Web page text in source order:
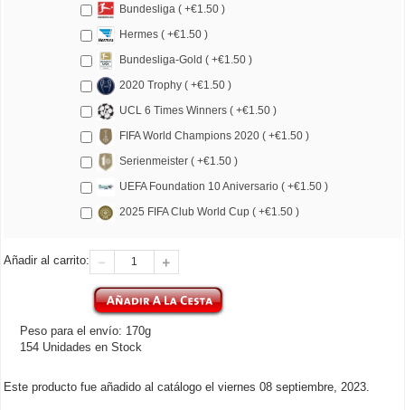
Bundesliga ( +€1.50 )
Hermes ( +€1.50 )
Bundesliga-Gold ( +€1.50 )
2020 Trophy ( +€1.50 )
UCL 6 Times Winners ( +€1.50 )
FIFA World Champions 2020 ( +€1.50 )
Serienmeister ( +€1.50 )
UEFA Foundation 10 Aniversario ( +€1.50 )
2025 FIFA Club World Cup ( +€1.50 )
Añadir al carrito:
Peso para el envío: 170g
154 Unidades en Stock
Este producto fue añadido al catálogo el viernes 08 septiembre, 2023.